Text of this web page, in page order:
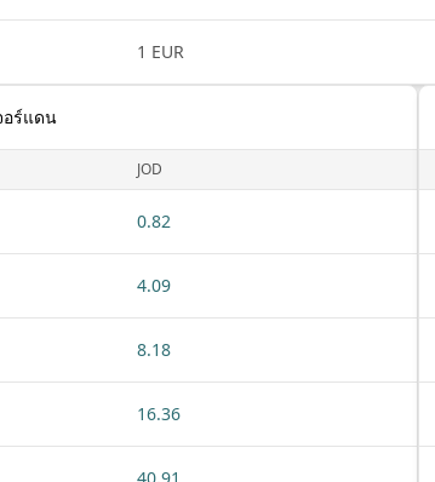
1 EUR
อร์แดน
JOD
0.82
4.09
8.18
16.36